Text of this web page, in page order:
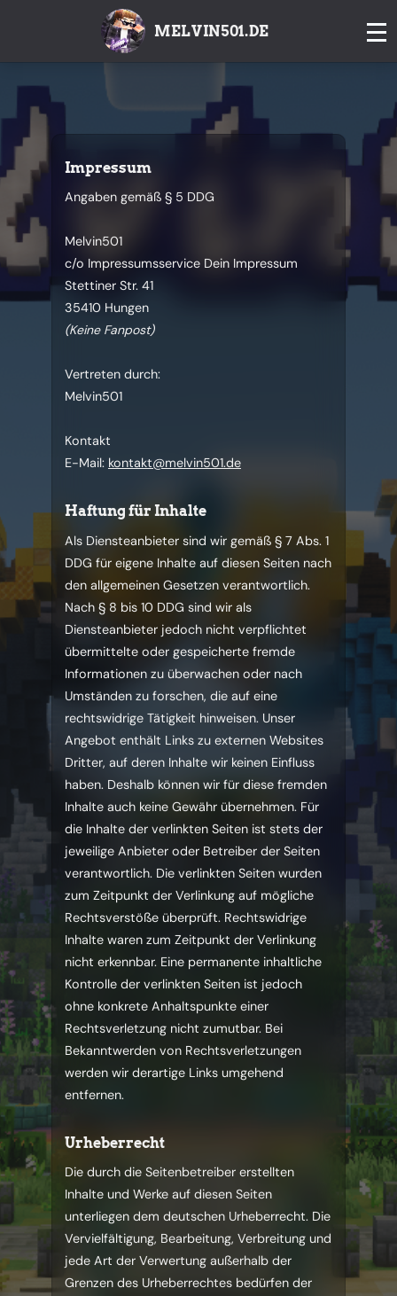
MELVIN501.DE
Impressum
Angaben gemäß § 5 DDG
Melvin501
c/o Impressumsservice Dein Impressum
Stettiner Str. 41
35410 Hungen
(Keine Fanpost)
Vertreten durch:
Melvin501
Kontakt
E-Mail: kontakt@melvin501.de
Haftung für Inhalte
Als Diensteanbieter sind wir gemäß § 7 Abs. 1
DDG für eigene Inhalte auf diesen Seiten nach
den allgemeinen Gesetzen verantwortlich.
Nach § 8 bis 10 DDG sind wir als
Diensteanbieter jedoch nicht verpflichtet
übermittelte oder gespeicherte fremde
Informationen zu überwachen oder nach
Umständen zu forschen, die auf eine
rechtswidrige Tätigkeit hinweisen. Unser
Angebot enthält Links zu externen Websites
Dritter, auf deren Inhalte wir keinen Einfluss
haben. Deshalb können wir für diese fremden
Inhalte auch keine Gewähr übernehmen. Für
die Inhalte der verlinkten Seiten ist stets der
jeweilige Anbieter oder Betreiber der Seiten
verantwortlich. Die verlinkten Seiten wurden
zum Zeitpunkt der Verlinkung auf mögliche
Rechtsverstöße überprüft. Rechtswidrige
Inhalte waren zum Zeitpunkt der Verlinkung
nicht erkennbar. Eine permanente inhaltliche
Kontrolle der verlinkten Seiten ist jedoch
ohne konkrete Anhaltspunkte einer
Rechtsverletzung nicht zumutbar. Bei
Bekanntwerden von Rechtsverletzungen
werden wir derartige Links umgehend
entfernen.
Urheberrecht
Die durch die Seitenbetreiber erstellten
Inhalte und Werke auf diesen Seiten
unterliegen dem deutschen Urheberrecht. Die
Vervielfältigung, Bearbeitung, Verbreitung und
jede Art der Verwertung außerhalb der
Grenzen des Urheberrechtes bedürfen der